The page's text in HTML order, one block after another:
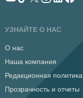
УЗНАЙТЕ О НАС
О нас
Наша компания
Редакционная политика
Прозрачность и отчеты